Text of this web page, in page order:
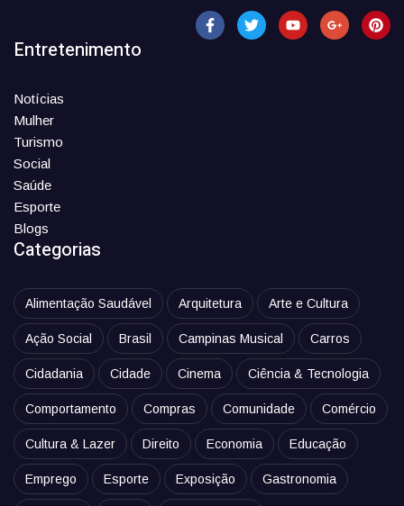
Entretenimento
Notícias
Mulher
Turismo
Social
Saúde
Esporte
Blogs
Categorias
Alimentação Saudável Arquitetura Arte e Cultura
Ação Social Brasil Campinas Musical Carros
Cidadania Cidade Cinema Ciência & Tecnologia
Comportamento Compras Comunidade Comércio
Cultura & Lazer Direito Economia Educação
Emprego Esporte Exposição Gastronomia